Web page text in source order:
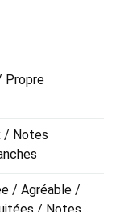
Propre
/ Notes
/ Agréable /
/ Notes